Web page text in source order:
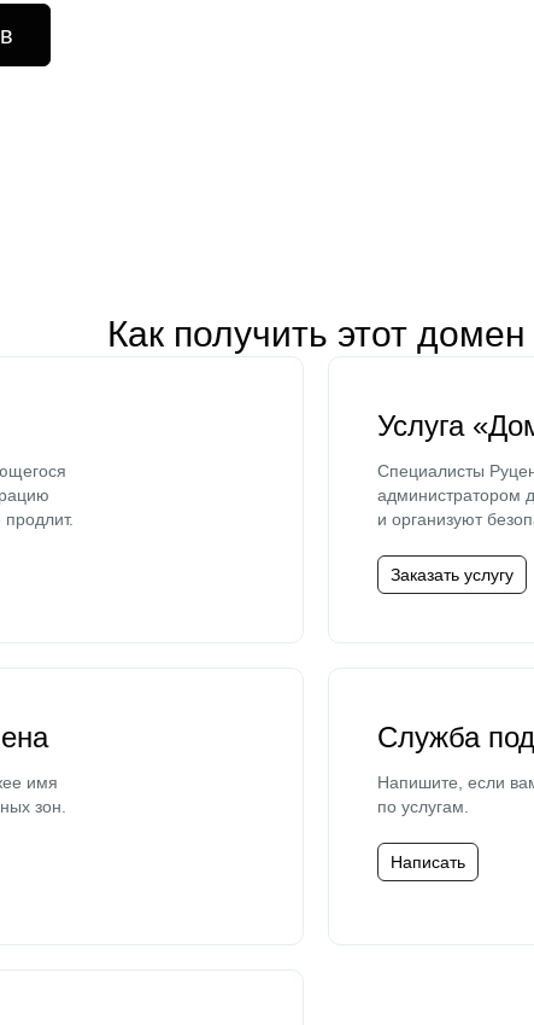
Как получить этот домен
Услуга
Специалисты
администратором
и организуют
Заказать услугу
имя
зон.
Служба
Напишите, если
по услугам.
Написать